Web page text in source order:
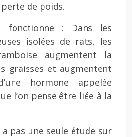
de poids.
fonctionne : Dans les
isolées de rats, les
augmentent la
graisses et augmentent
hormone appelée
l’on pense être liée à la
a pas une seule étude sur